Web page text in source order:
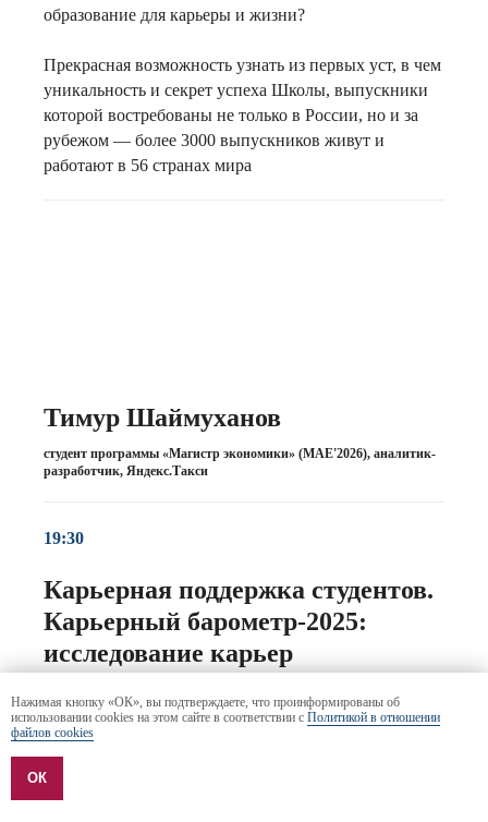
образование для карьеры и жизни?
Прекрасная возможность узнать из первых уст, в чем
уникальность и секрет успеха Школы, выпускники
которой востребованы не только в России, но и за
рубежом — более 3000 выпускников живут и
работают в 56 странах мира
Тимур Шаймуханов
студент программы «Магистр экономики» (MAE'2026), аналитик-
разработчик, Яндекс.Такси
19:30
Карьерная поддержка студентов.
Карьерный барометр-2025:
исследование карьер
Карьерная поддержка РЭШ также отличает Школу от
многих других вузов. Регулярные встречи с
компаниями-партнерами, эксклюзивные
мероприятия по подготовке к карьере и карьерному
Нажимая кнопку «ОК», вы подтверждаете, что проинформированы об
использовании cookies на этом сайте в соответствии с Политикой в отношении
файлов cookies
ОК